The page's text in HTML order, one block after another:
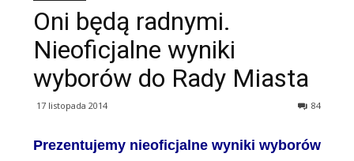
Oni będą radnymi.
Nieoficjalne wyniki
wyborów do Rady Miasta
17 listopada 2014 84
Prezentujemy nieoficjalne wyniki wyborów